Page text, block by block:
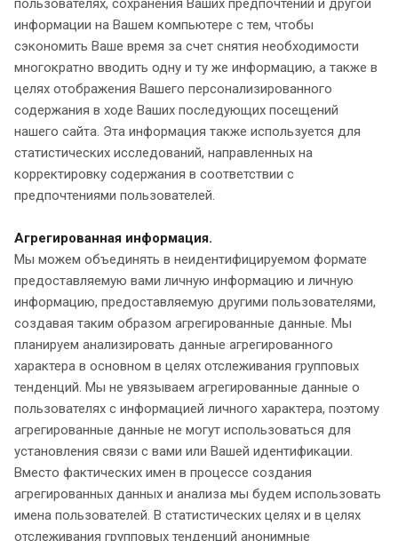
пользователях, сохранения Ваших предпочтений и другой
информации на Вашем компьютере с тем, чтобы
сэкономить Ваше время за счет снятия необходимости
многократно вводить одну и ту же информацию, а также в
целях отображения Вашего персонализированного
содержания в ходе Ваших последующих посещений
нашего сайта. Эта информация также используется для
статистических исследований, направленных на
корректировку содержания в соответствии с
предпочтениями пользователей.
Агрегированная информация.
Мы можем объединять в неидентифицируемом формате
предоставляемую вами личную информацию и личную
информацию, предоставляемую другими пользователями,
создавая таким образом агрегированные данные. Мы
планируем анализировать данные агрегированного
характера в основном в целях отслеживания групповых
тенденций. Мы не увязываем агрегированные данные о
пользователях с информацией личного характера, поэтому
агрегированные данные не могут использоваться для
установления связи с вами или Вашей идентификации.
Вместо фактических имен в процессе создания
агрегированных данных и анализа мы будем использовать
имена пользователей. В статистических целях и в целях
отслеживания групповых тенденций анонимные